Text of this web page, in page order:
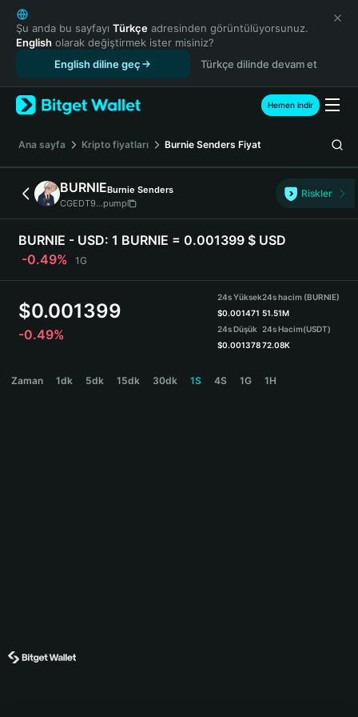
English
日本語
Tiếng Việt
Español (Latinoamérica)
Türkçe
Français
Deutsch
简体中文
繁體中文
Português (Portugal)
Bahasa Indonesia
ภาษาไทย
हिन्दी
Español
Português (Brasil)
Şu anda bu sayfayı Türkçe adresinden görüntülüyorsunuz.
English olarak değiştirmek ister misiniz?
English diline geç
Türkçe dilinde devam et
Hemen indir
Ana sayfa Kripto fiyatları Burnie Senders Fiyat
BURNIEBurnie Senders
CGEDT9...pump
Riskler
BURNIE - USD: 1 BURNIE = 0.001399 $ USD
-0.49%
1G
$0.001399
-0.49%
24s Yüksek
$0.001471
24s Düşük
$0.001378
24s hacim (BURNIE)
51.51M
24s Hacim(USDT)
72.08K
Zaman 1dk 5dk 15dk 30dk 1S 4S 1G 1H